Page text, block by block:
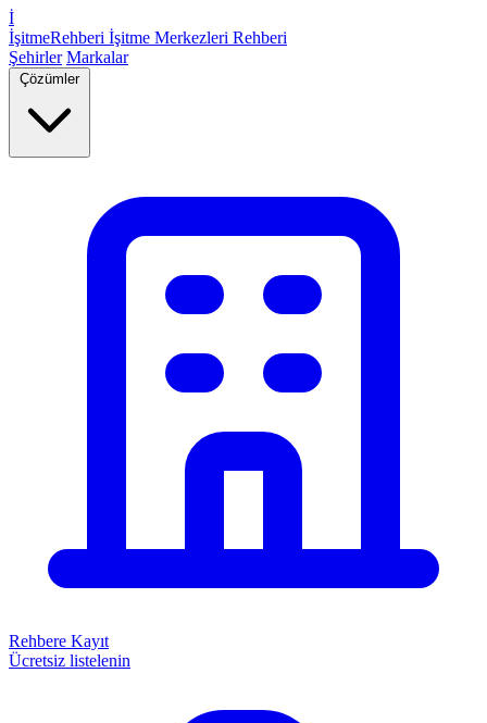
İ
İşitmeRehberi İşitme Merkezleri Rehberi
Şehirler Markalar
Çözümler
Rehbere Kayıt
Ücretsiz listelenin